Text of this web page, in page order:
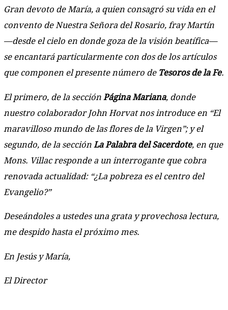
Gran devoto de María, a quien consagró su vida en el
convento de Nuestra Señora del Rosario, fray Martín
—desde el cielo en donde goza de la visión beatífica—
se encantará particularmente con dos de los artículos
que componen el presente número de Tesoros de la Fe.
El primero, de la sección Página Mariana, donde
nuestro colaborador John Horvat nos introduce en “El
maravilloso mundo de las flores de la Virgen”; y el
segundo, de la sección La Palabra del Sacerdote, en que
Mons. Villac responde a un interrogante que cobra
renovada actualidad: “¿La pobreza es el centro del
Evangelio?”
Deseándoles a ustedes una grata y provechosa lectura,
me despido hasta el próximo mes.
En Jesús y María,
El Director